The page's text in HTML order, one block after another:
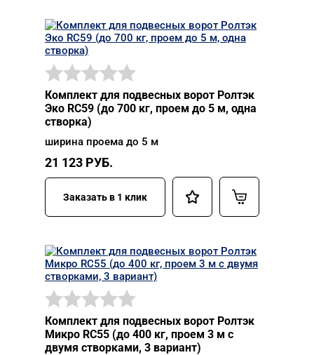
Комплект для подвесных ворот Ролтэк
Эко RC59 (до 700 кг, проем до 5 м, одна
створка)
ширина проема до 5 м
21 123 РУБ.
Заказать в 1 клик
Комплект для подвесных ворот Ролтэк
Микро RC55 (до 400 кг, проем 3 м с
двумя створками, 3 вариант)